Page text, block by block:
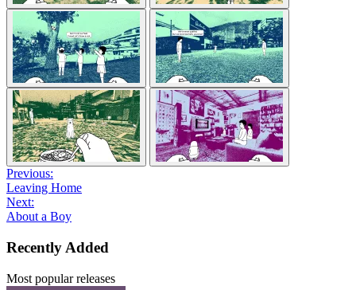
Previous:
Leaving Home
Next:
About a Boy
Recently Added
Most popular releases